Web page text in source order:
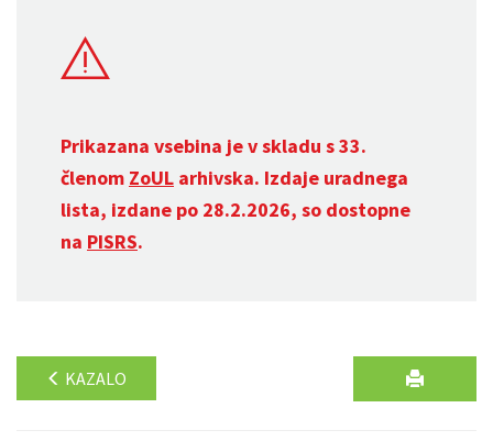
Prikazana vsebina je v skladu s 33.
členom ZoUL arhivska. Izdaje uradnega
lista, izdane po 28.2.2026, so dostopne
na PISRS.
KAZALO